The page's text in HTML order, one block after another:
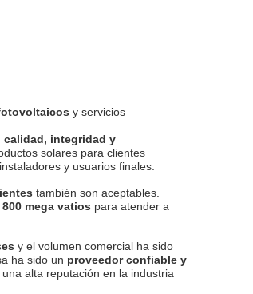
y servicios
calidad, integridad y
solares para clientes
y usuarios finales.
también son aceptables.
800 mega vatios para atender a
y el volumen comercial ha sido
ha sido un proveedor confiable y
alta reputación en la industria